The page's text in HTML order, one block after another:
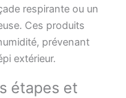
respirante ou un
Ces produits
prévenant
extérieur.
étapes et